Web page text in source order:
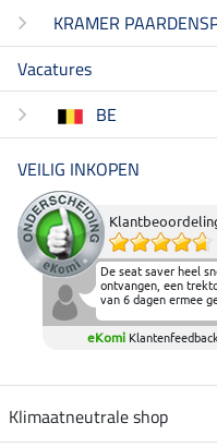
KRAMER
Vacatures
BE
VEILIG INKOPEN
De seat saver heel
ontvangen, een
van 6 dagen ermee
en deze heeft de
fantastisch
Heerlijk zacht om op
elkaar in het zadel.
eKomi Klantenfeedback
Klimaatneutrale shop